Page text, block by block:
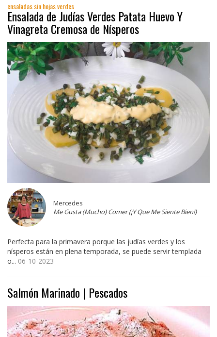
ensaladas sin hojas verdes
Ensalada de Judías Verdes Patata Huevo Y
Vinagreta Cremosa de Nísperos
Mercedes
Me Gusta (Mucho) Comer (¡Y Que Me Siente Bien!)
Perfecta para la primavera porque las judías verdes y los
nísperos están en plena temporada, se puede servir templada
o... 06-10-2023
Salmón Marinado | Pescados